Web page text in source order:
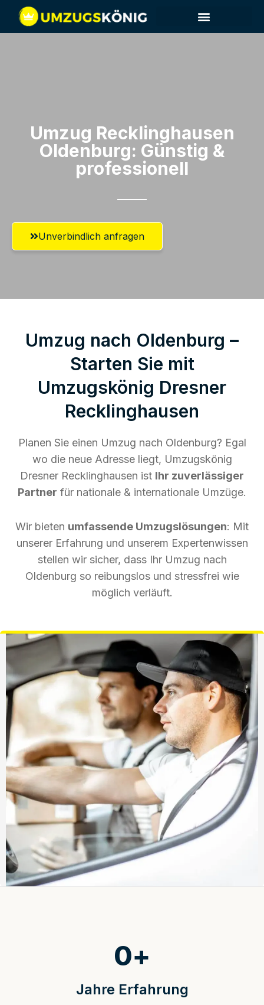
Umzug Recklinghausen​
Oldenburg: Günstig &
professionell​
Unverbindlich anfragen
Umzug nach Oldenburg –
Starten Sie mit
Umzugskönig Dresner
Recklinghausen
Planen Sie einen Umzug nach Oldenburg? Egal
wo die neue Adresse liegt, Umzugskönig
Dresner Recklinghausen ist Ihr zuverlässiger
Partner für nationale & internationale Umzüge.
Wir bieten umfassende Umzugslösungen: Mit
unserer Erfahrung und unserem Expertenwissen
stellen wir sicher, dass Ihr Umzug nach
Oldenburg so reibungslos und stressfrei wie
möglich verläuft.
Jahre Erfahrung
0+